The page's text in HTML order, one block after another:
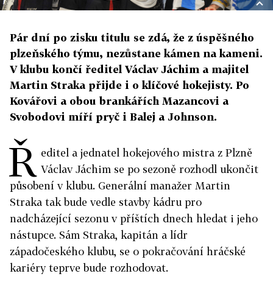
Pár dní po zisku titulu se zdá, že z úspěšného
plzeňského týmu, nezůstane kámen na kameni.
V klubu končí ředitel Václav Jáchim a majitel
Martin Straka přijde i o klíčové hokejisty. Po
Kovářovi a obou brankářích Mazancovi a
Svobodovi míří pryč i Balej a Johnson.
Ř editel a jednatel hokejového mistra z Plzně
Václav Jáchim se po sezoně rozhodl ukončit
působení v klubu. Generální manažer Martin
Straka tak bude vedle stavby kádru pro
nadcházející sezonu v příštích dnech hledat i jeho
nástupce. Sám Straka, kapitán a lídr
západočeského klubu, se o pokračování hráčské
kariéry teprve bude rozhodovat.